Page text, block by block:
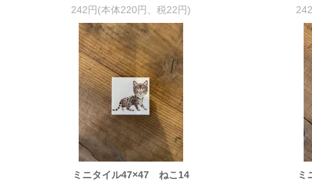
242円(本体220円、税22円)
ミニタイル47×47 ねこ14 ミ